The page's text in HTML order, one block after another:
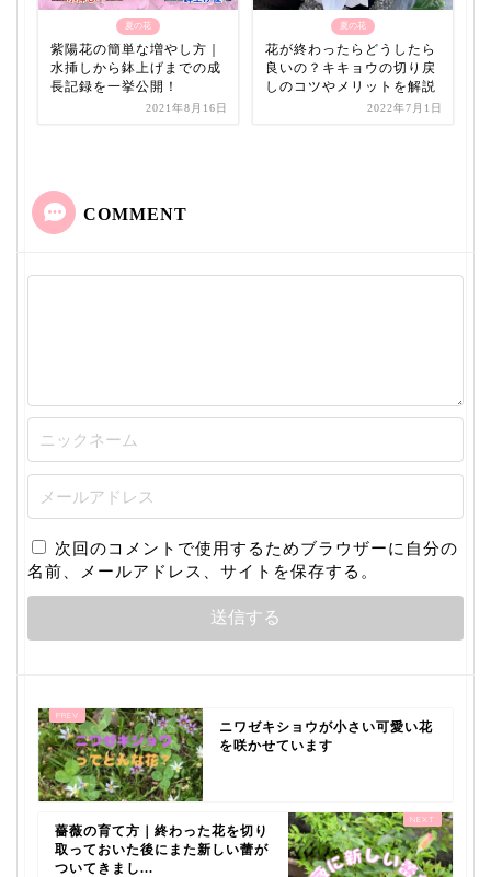
夏の花
紫陽花の簡単な増やし方｜
水挿しから鉢上げまでの成
長記録を一挙公開！
2021年8月16日
夏の花
花が終わったらどうしたら
良いの？キキョウの切り戻
しのコツやメリットを解説
2022年7月1日
COMMENT
次回のコメントで使用するためブラウザーに自分の
名前、メールアドレス、サイトを保存する。
ニワゼキショウが小さい可愛い花
を咲かせています
薔薇の育て方｜終わった花を切り
取っておいた後にまた新しい蕾が
ついてきまし...